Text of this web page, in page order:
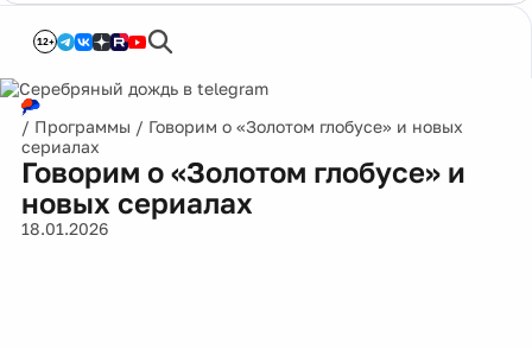
12+
/ Программы / Говорим о «Золотом глобусе» и новых
сериалах
Говорим о «Золотом глобусе» и
новых сериалах
18.01.2026